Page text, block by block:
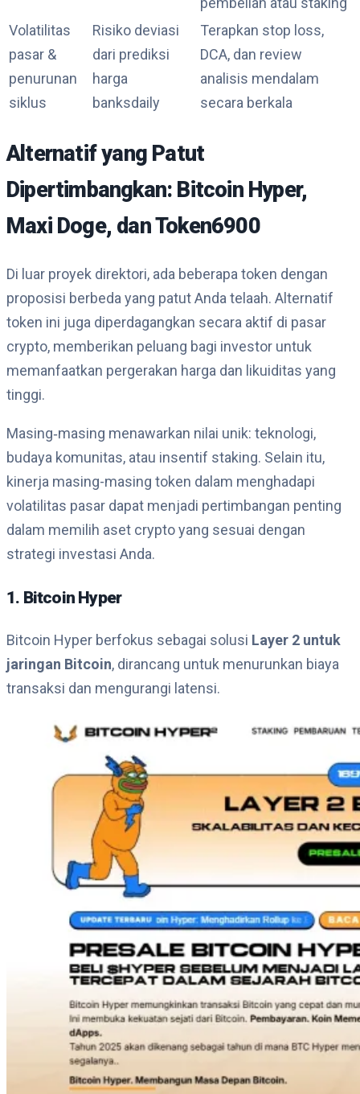
Volatilitas
pasar &
penurunan
siklus
Risiko deviasi
dari prediksi
harga
banksdaily
Terapkan stop loss,
DCA, dan review
analisis mendalam
secara berkala
Alternatif yang Patut
Dipertimbangkan: Bitcoin Hyper,
Maxi Doge, dan Token6900
Di luar proyek direktori, ada beberapa token dengan
proposisi berbeda yang patut Anda telaah. Alternatif
token ini juga diperdagangkan secara aktif di pasar
crypto, memberikan peluang bagi investor untuk
memanfaatkan pergerakan harga dan likuiditas yang
tinggi.
Masing‑masing menawarkan nilai unik: teknologi,
budaya komunitas, atau insentif staking. Selain itu,
kinerja masing-masing token dalam menghadapi
volatilitas pasar dapat menjadi pertimbangan penting
dalam memilih aset crypto yang sesuai dengan
strategi investasi Anda.
1. Bitcoin Hyper
Bitcoin Hyper berfokus sebagai solusi Layer 2 untuk
jaringan Bitcoin, dirancang untuk menurunkan biaya
transaksi dan mengurangi latensi.